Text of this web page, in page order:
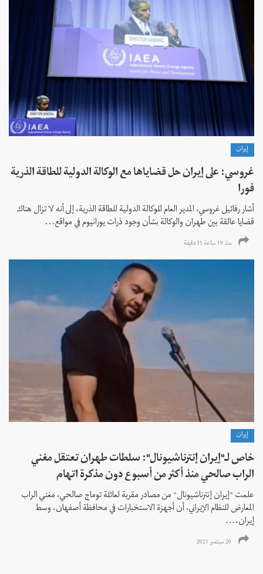
إيران
غروسي: على إيران حل قضاياها مع الوكالة الدولية للطاقة الذرية
فورا
أشار رفائيل غروسي، المدير العام للوكالة الدولية للطاقة الذرية، إلى أنه لا تزال هناك
قضايا عالقة بين طهران والوكالة بشأن وجود ذرات يورانيوم في مواقع...
منذ 19 ساعة 31 دقیقة
إيران
خاص لـ"إيران إنترناشيونال": سلطات طهران تعتقل مغني
الراب صالحي منذ أكثر من أسبوع دون مذكرة اتهام
علمت "إيران إنترناشيونال" من مصادر مقربة لعائلة توماج صالحي، مغني الراب
المعارض للنظام الإيراني، أن أجهزة الاستخبارات في محافظة أصفهان، وسط
إيران،...
20 سبتمبر 2021